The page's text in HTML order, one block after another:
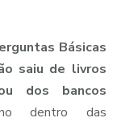
Básicas
saiu de livros
dos bancos
dentro das